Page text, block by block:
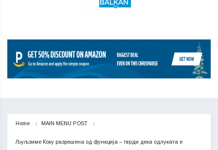
Home MAIN MENU POST
Љуљзиме Ќоку разрешена од функција – тврди дека одлуката е